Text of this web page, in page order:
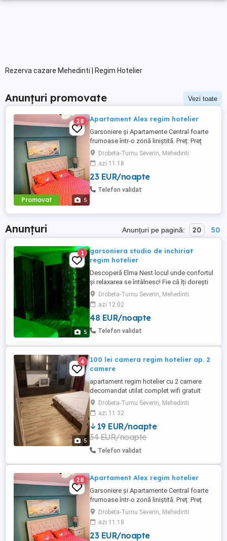
Rezerva cazare Mehedinti | Regim Hotelier
Anunțuri promovate Vezi toate
Promovat 5
28 Apartament Alex regim hotelier
Garsoniere şi Apartamente Central foarte
frumoase într-o zonă liniştită. Preț: Preț
pentru 3 ore 150-200 de lei.
Garsonieră-130de lei. Apartament-200-300
de lei.
Drobeta-Turnu Severin, Mehedinti
azi 11:18
23 EUR/noapte
Telefon validat
Anunțuri Anunțuri pe pagină: 20 50
5
1
garsoniera studio de inchiriat
regim hotelier
Descoperă Elma Nest locul unde confortul
și relaxarea se întâlnesc! Fie că îți dorești
un weekend romantic, o escapadă de
relaxare, o călătorie de afaceri sau pur și
simplu cauți un loc primitor în Drobeta-
Turnu Severin, Elma Nest te așteaptă!
Adresă: Strada Veterani, Drobeta-Turnu
Drobeta-Turnu Severin, Mehedinti
azi 12:02
48 EUR/noapte
Telefon validat
5
4
100 lei camera regim hotelier ap. 2
camere
apartament regim hotelier cu 2 camere
decomandat utilat complet wifi gratuit
strada principala ușor de găsit 100 lei pe
camera
Drobeta-Turnu Severin, Mehedinti
azi 11:32
19 EUR/noapte
34 EUR/noapte
Telefon validat
28 Apartament Alex regim hotelier
Garsoniere şi Apartamente Central foarte
frumoase într-o zonă liniştită. Preț: Preț
pentru 3 ore 150-200 de lei.
Garsonieră-130de lei. Apartament-200-300
de lei.
Drobeta-Turnu Severin, Mehedinti
azi 11:18
23 EUR/noapte